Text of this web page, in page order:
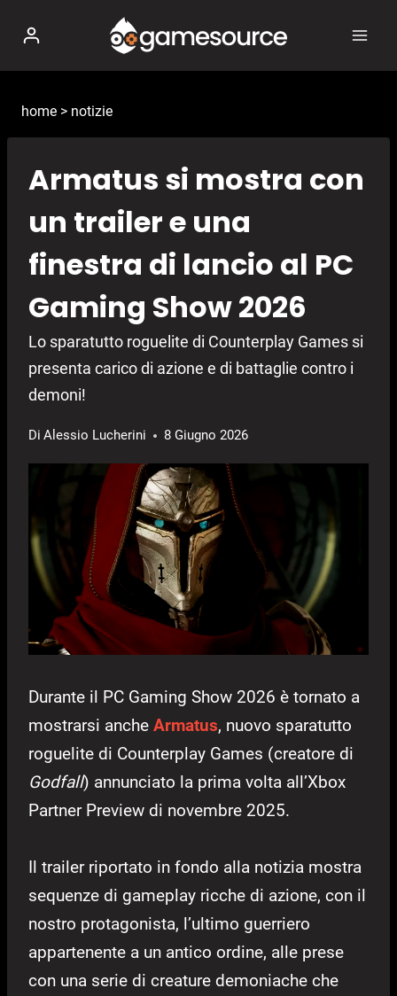
contenuto
home > notizie
Armatus si mostra con
un trailer e una
finestra di lancio al PC
Gaming Show 2026
Lo sparatutto roguelite di Counterplay Games si
presenta carico di azione e di battaglie contro i
demoni!
Di Alessio Lucherini 8 Giugno 2026
Durante il PC Gaming Show 2026 è tornato a
mostrarsi anche Armatus, nuovo sparatutto
roguelite di Counterplay Games (creatore di
Godfall) annunciato la prima volta all’Xbox
Partner Preview di novembre 2025.
Il trailer riportato in fondo alla notizia mostra
sequenze di gameplay ricche di azione, con il
nostro protagonista, l’ultimo guerriero
appartenente a un antico ordine, alle prese
con una serie di creature demoniache che